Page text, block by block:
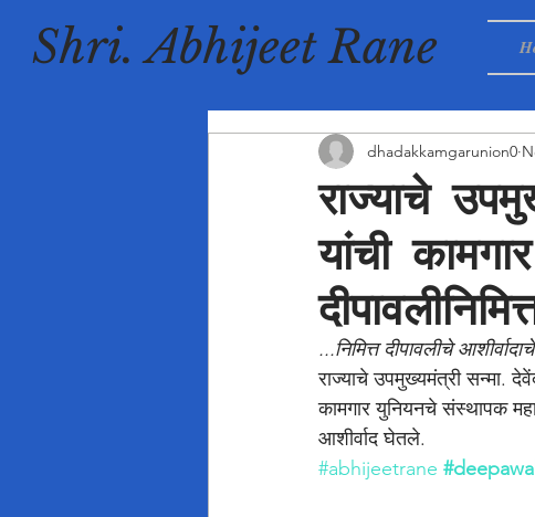
Shri. Abhijeet Rane
राज्याचे
यांची
dhadakkamgarunion0
...निमित्त दीपावलीचे
राज्याचे उपमुख्यमंत्री सन्मा.
कामगार युनियनचे संस्थापक
आशीर्वाद घेतले.
#abhijeetrane